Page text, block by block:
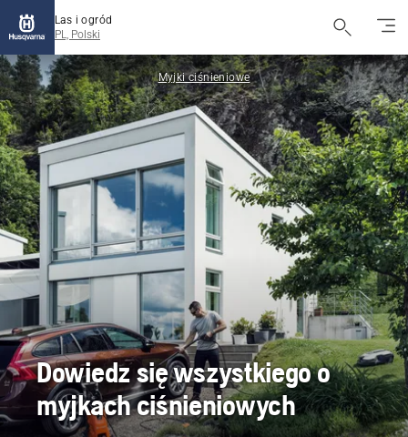
Las i ogród
PL, Polski
Myjki ciśnieniowe
Dowiedz się wszystkiego o
myjkach ciśnieniowych